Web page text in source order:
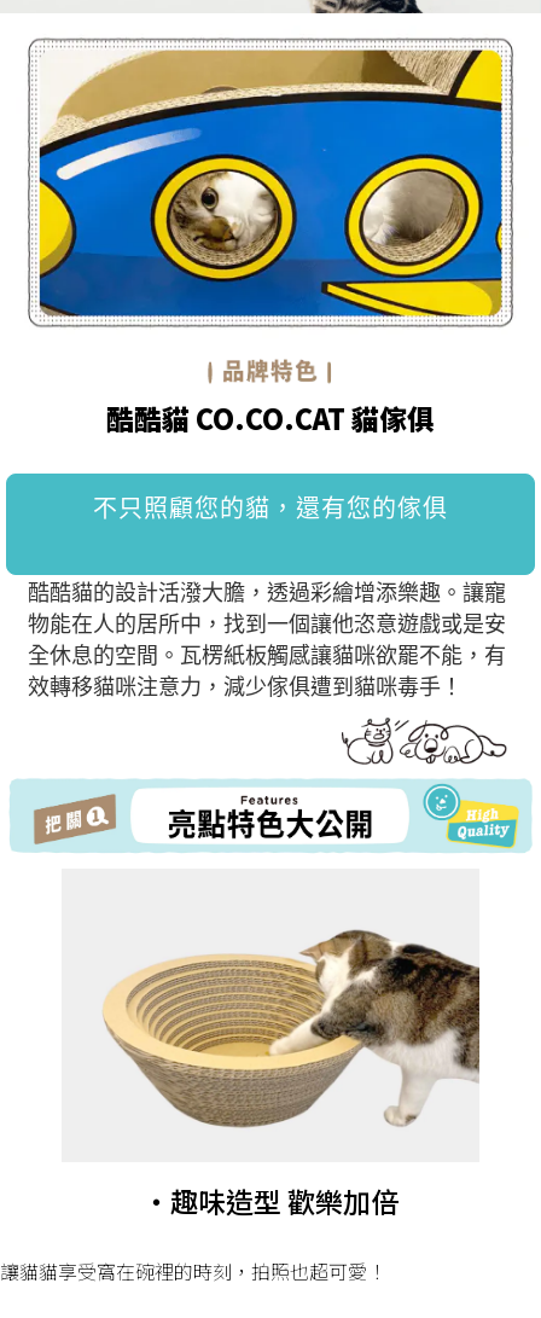
酷酷貓 CO.CO.CAT 貓傢俱
不只照顧您的貓，還有您的傢俱
酷酷貓的設計活潑大膽，透過彩繪增添樂趣。讓寵
物能在人的居所中，找到一個讓他恣意遊戲或是安
全休息的空間。瓦楞紙板觸感讓貓咪欲罷不能，有
效轉移貓咪注意力，減少傢俱遭到貓咪毒手！
・趣味造型 歡樂加倍
讓貓貓享受窩在碗裡的時刻，拍照也超可愛！